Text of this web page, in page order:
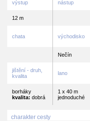
výstup nástup
12 m
chata východisko
Nečín
jištění - druh,
kvalita
lano
borháky
kvalita: dobrá
1 x 40 m
jednoduché
charakter cesty